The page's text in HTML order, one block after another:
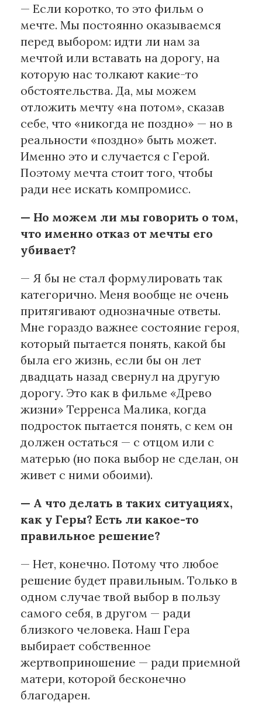
— Если коротко, то это фильм о
мечте. Мы постоянно оказываемся
перед выбором: идти ли нам за
мечтой или вставать на дорогу, на
которую нас толкают какие-то
обстоятельства. Да, мы можем
отложить мечту «на потом», сказав
себе, что «никогда не поздно» — но в
реальности «поздно» быть может.
Именно это и случается с Герой.
Поэтому мечта стоит того, чтобы
ради нее искать компромисс.
— Но можем ли мы говорить о том,
что именно отказ от мечты его
убивает?
— Я бы не стал формулировать так
категорично. Меня вообще не очень
притягивают однозначные ответы.
Мне гораздо важнее состояние героя,
который пытается понять, какой бы
была его жизнь, если бы он лет
двадцать назад свернул на другую
дорогу. Это как в фильме «Древо
жизни» Терренса Малика, когда
подросток пытается понять, с кем он
должен остаться — с отцом или с
матерью (но пока выбор не сделан, он
живет с ними обоими).
— А что делать в таких ситуациях,
как у Геры? Есть ли какое-то
правильное решение?
— Нет, конечно. Потому что любое
решение будет правильным. Только в
одном случае твой выбор в пользу
самого себя, в другом — ради
близкого человека. Наш Гера
выбирает собственное
жертвоприношение — ради приемной
матери, которой бесконечно
благодарен.